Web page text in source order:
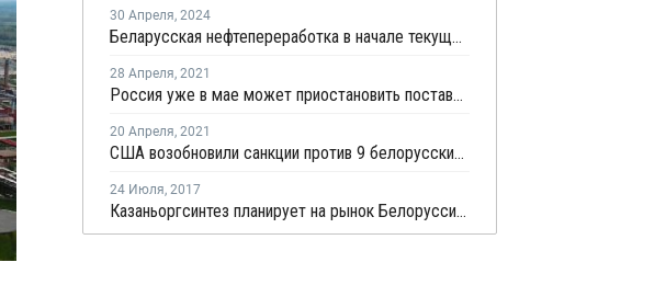
30 Апреля, 2024
Беларусская нефтепереработка в начале текущего года понесла огромные убытки
28 Апреля, 2021
Россия уже в мае может приостановить поставки нефти на белорусский НПЗ Нафтан
20 Апреля, 2021
США возобновили санкции против 9 белорусских компаний, включая Нафтан и Белнефтехим
24 Июля, 2017
Казаньоргсинтез планирует на рынок Белоруссии поставить около 27 тыс. тонн продукции